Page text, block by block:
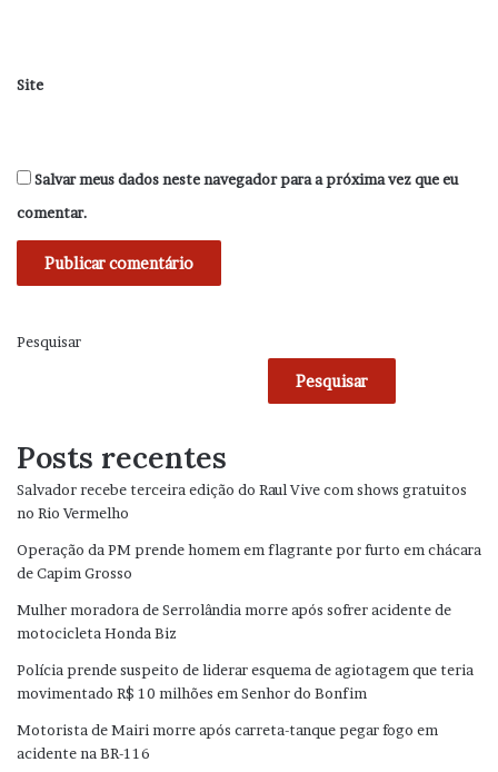
Site
Salvar meus dados neste navegador para a próxima vez que eu
comentar.
Pesquisar
Pesquisar
Posts recentes
Salvador recebe terceira edição do Raul Vive com shows gratuitos
no Rio Vermelho
Operação da PM prende homem em flagrante por furto em chácara
de Capim Grosso
Mulher moradora de Serrolândia morre após sofrer acidente de
motocicleta Honda Biz
Polícia prende suspeito de liderar esquema de agiotagem que teria
movimentado R$ 10 milhões em Senhor do Bonfim
Motorista de Mairi morre após carreta-tanque pegar fogo em
acidente na BR-116